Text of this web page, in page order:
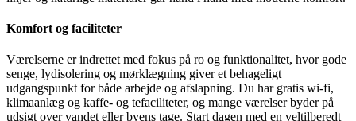
Komfort og faciliteter
Værelserne er indrettet med fokus på ro og funktionalitet, hvor gode
senge, lydisolering og mørklægning giver et behageligt
udgangspunkt for både arbejde og afslapning. Du har gratis wi-fi,
klimaanlæg og kaffe- og tefaciliteter, og mange værelser byder på
udsigt over vandet eller byens tage. Start dagen med en veltilberedt